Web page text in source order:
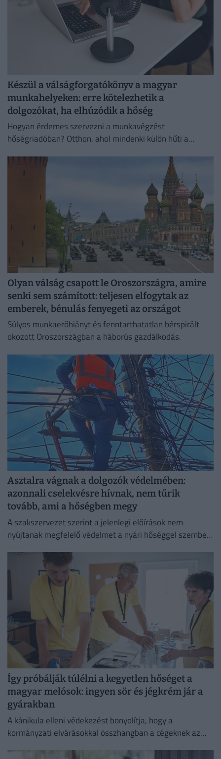
Készül a válságforgatókönyv a magyar
munkahelyeken: erre kötelezhetik a
dolgozókat, ha elhúzódik a hőség
Hogyan érdemes szervezni a munkavégzést
hőségriadóban? Otthon, ahol mindenki külön hűti a
irodaházban, ahol a hűtés központilag működik.
Olyan válság csapott le Oroszországra, amire
senki sem számított: teljesen elfogytak az
emberek, bénulás fenyegeti az országot
Súlyos munkaerőhiányt és fenntarthatatlan bérspirált
okozott Oroszországban a háborús gazdálkodás.
Asztalra vágnak a dolgozók védelmében:
azonnali cselekvésre hívnak, nem tűrik
tovább, ami a hőségben megy
A szakszervezet szerint a jelenlegi előírások nem
nyújtanak megfelelő védelmet a nyári hőséggel szemben,
védelmében.
Így próbálják túlélni a kegyetlen hőséget a
magyar melósok: ingyen sör és jégkrém jár a
gyárakban
A kánikula elleni védekezést bonyolítja, hogy a
kormányzati elvárásokkal összhangban a cégeknek az